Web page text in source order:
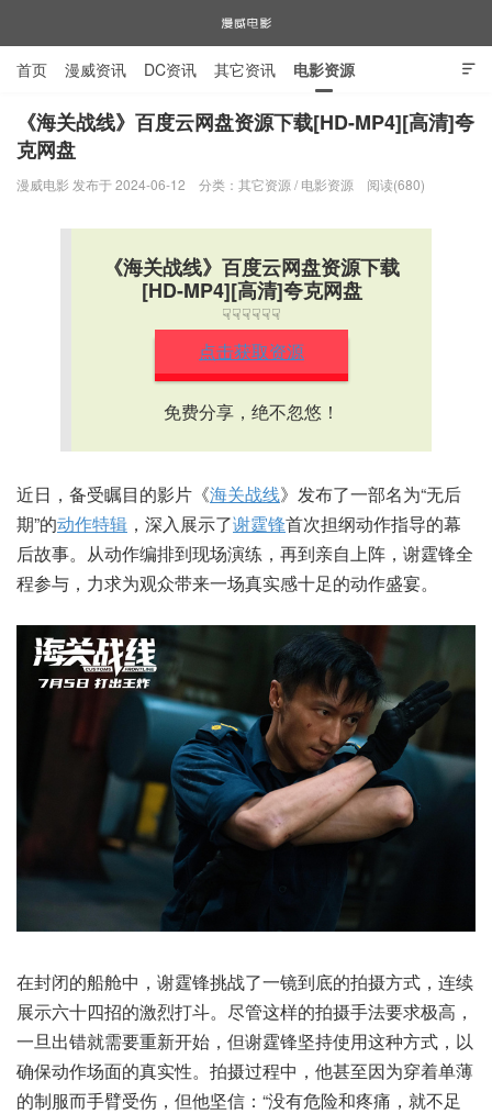
漫威电影

首页 漫威资讯 DC资讯 其它资讯 电影资源
电视剧资源 漫威图片
《海关战线》百度云网盘资源下载[HD-MP4][高清]夸
克网盘
漫威电影 发布于 2024-06-12 分类： 其它资源 / 电影资源 阅读(680)
《海关战线》百度云网盘资源下载
[HD-MP4][高清]夸克网盘
☟☟☟☟☟☟
点击获取资源
免费分享，绝不忽悠！
近日，备受瞩目的影片《海关战线》发布了一部名为“无后
期”的动作特辑 ，深入展示了谢霆锋首次担纲动作指导的幕
后故事。从动作编排到现场演练，再到亲自上阵，谢霆锋全
程参与，力求为观众带来一场真实感十足的动作盛宴。
在封闭的船舱中，谢霆锋挑战了一镜到底的拍摄方式，连续
展示六十四招的激烈打斗。尽管这样的拍摄手法要求极高，
一旦出错就需要重新开始，但谢霆锋坚持使用这种方式，以
确保动作场面的真实性。拍摄过程中，他甚至因为穿着单薄
的制服而手臂受伤，但他坚信：“没有危险和疼痛，就不足